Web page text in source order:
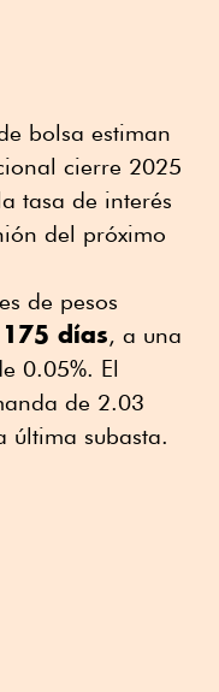
bolsa estiman
cierre 2025
tasa de interés
del próximo
de pesos
días, a una
0.05%. El
de 2.03
última subasta.